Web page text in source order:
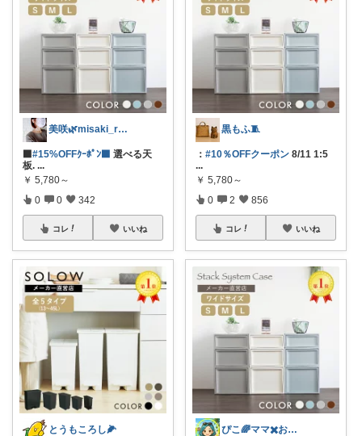
美咲🌿misaki_room_ig
⬛#15%OFFｸｰﾎﾟﾝ⬛ 選べる天
板. ...
￥ 5,780～
0 0 342
コレ いいね
とうもころし🌽
黒もふ🧵
： #10％OFFクーポン 8/11 1:5
...
￥ 5,780～
0 2 856
コレ いいね
ぴこ🌈ママ✖️お洒落✖️お得